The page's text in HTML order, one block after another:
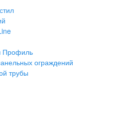
Профиль
ограждений
трубы